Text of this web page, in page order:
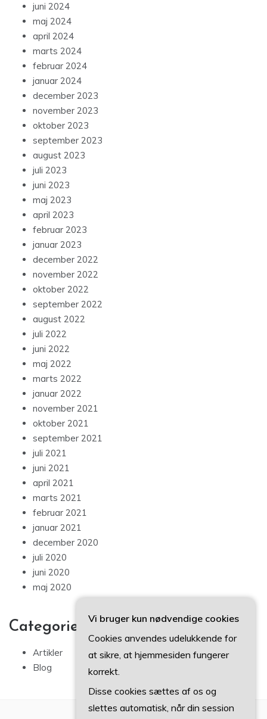
juni 2024
maj 2024
april 2024
marts 2024
februar 2024
januar 2024
december 2023
november 2023
oktober 2023
september 2023
august 2023
juli 2023
juni 2023
maj 2023
april 2023
februar 2023
januar 2023
december 2022
november 2022
oktober 2022
september 2022
august 2022
juli 2022
juni 2022
maj 2022
marts 2022
januar 2022
november 2021
oktober 2021
september 2021
juli 2021
juni 2021
april 2021
marts 2021
februar 2021
januar 2021
december 2020
juli 2020
juni 2020
maj 2020
Categories
Artikler
Blog
Vi bruger kun nødvendige cookies
Cookies anvendes udelukkende for
at sikre, at hjemmesiden fungerer
korrekt.
Disse cookies sættes af os og
slettes automatisk, når din session